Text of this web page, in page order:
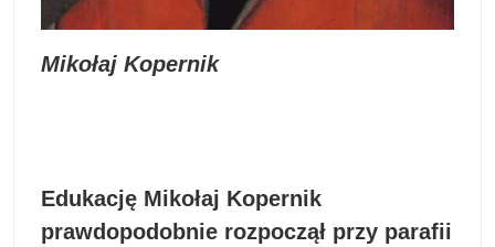
Mikołaj Kopernik
Edukację Mikołaj Kopernik
prawdopodobnie rozpoczął przy parafii